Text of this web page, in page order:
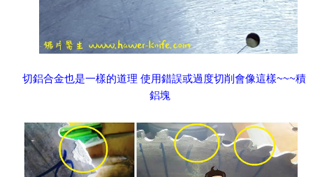
切鋁合金也是一樣的道理 使用錯誤或過度切削會像這樣~~~積
鋁塊